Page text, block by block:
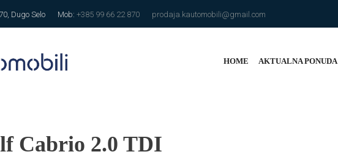
Dugo Selo Mob:+385 99 66 22 870 prodaja.kautomobili@gmail.com
HOME AKTUALNA PONUDA
Cabrio 2.0 TDI